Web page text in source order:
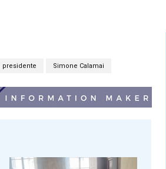
presidente Simone Calamai